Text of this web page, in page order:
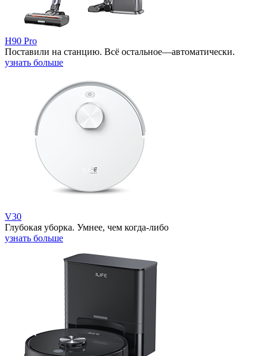
H90 Pro
Поставили на станцию. Всё остальное—автоматически.
узнать больше
V30
Глубокая уборка. Умнее, чем когда-либо
узнать больше